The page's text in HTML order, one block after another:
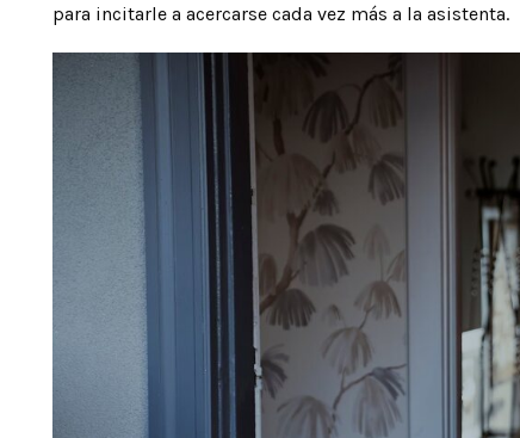
para incitarle a acercarse cada vez más a la asistenta.